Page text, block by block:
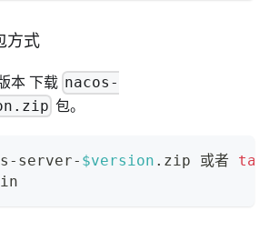
方式
本下载 nacos-
包。
server- $version .zip 或者 tar